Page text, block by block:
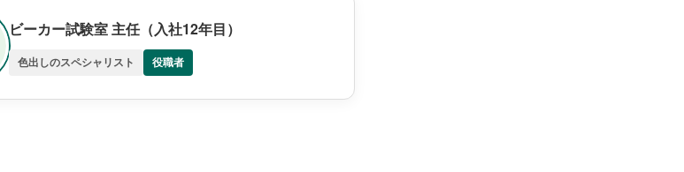
ビーカー試験室 主任（入社12年目）
色出しのスペシャリスト 役職者